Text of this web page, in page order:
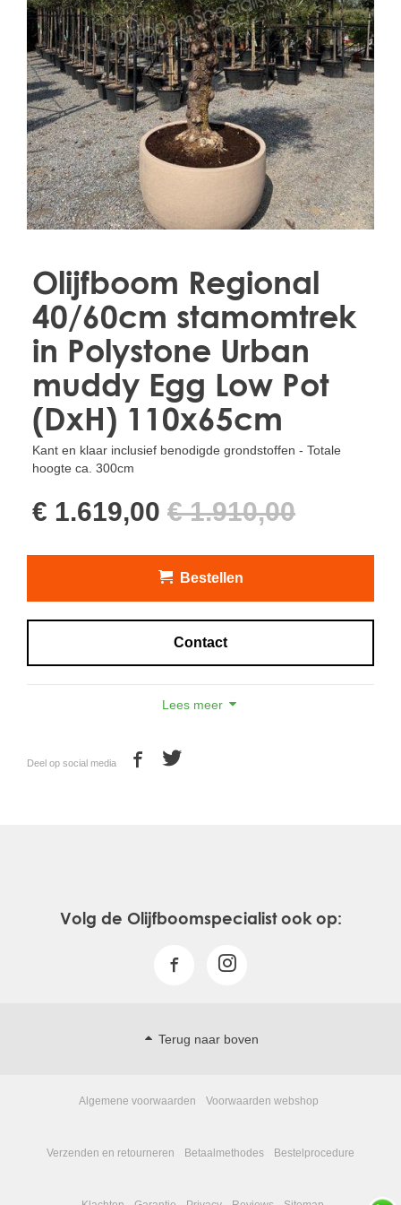
Treesafe
VORSTBESCHERMINGVOORBOMEN.NL
WINTERSCHUTZFUERBAEUME.DE
FROSTPROTECTIONFORTREES.CO.UK
Terracotta
TERRACOTTA.NL
TERRACOTTA.BE
TERRAKOTTA.DE
Olijfboom Regional
40/60cm stamomtrek
in Polystone Urban
muddy Egg Low Pot
(DxH) 110x65cm
Kant en klaar inclusief benodigde grondstoffen - Totale
hoogte ca. 300cm
€ 1.619,00 € 1.910,00
Bestellen
Contact
U betaalt normaal voor deze combinatie (boom +
plantenbak + grondstoffen):
Aanbieding € 1.619,- incl. btw
Lees meer
Deel op social media
Volg de Olijfboomspecialist ook op:
Terug naar boven
Algemene voorwaarden Voorwaarden webshop
Verzenden en retourneren Betaalmethodes Bestelprocedure